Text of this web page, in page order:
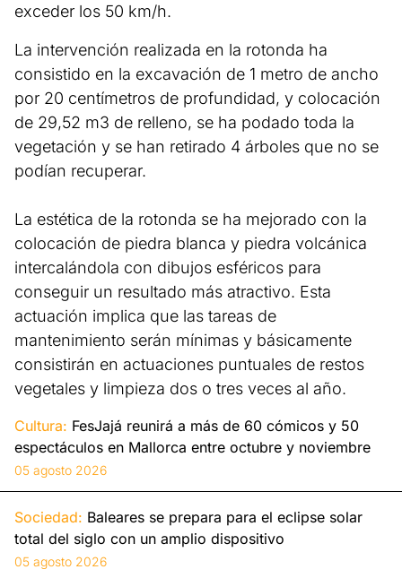
exceder los 50 km/h.
La intervención realizada en la rotonda ha
consistido en la excavación de 1 metro de ancho
por 20 centímetros de profundidad, y colocación
de 29,52 m3 de relleno, se ha podado toda la
vegetación y se han retirado 4 árboles que no se
podían recuperar.
La estética de la rotonda se ha mejorado con la
colocación de piedra blanca y piedra volcánica
intercalándola con dibujos esféricos para
conseguir un resultado más atractivo. Esta
actuación implica que las tareas de
mantenimiento serán mínimas y básicamente
consistirán en actuaciones puntuales de restos
vegetales y limpieza dos o tres veces al año.
Cultura: FesJajá reunirá a más de 60 cómicos y 50
espectáculos en Mallorca entre octubre y noviembre
05 agosto 2026
Sociedad: Baleares se prepara para el eclipse solar
total del siglo con un amplio dispositivo
05 agosto 2026